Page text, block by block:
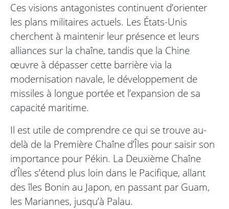
Ces visions antagonistes continuent d’orienter
les plans militaires actuels. Les États-Unis
cherchent à maintenir leur présence et leurs
alliances sur la chaîne, tandis que la Chine
œuvre à dépasser cette barrière via la
modernisation navale, le développement de
missiles à longue portée et l’expansion de sa
capacité maritime.
Il est utile de comprendre ce qui se trouve au-
delà de la Première Chaîne d’Îles pour saisir son
importance pour Pékin. La Deuxième Chaîne
d’Îles s’étend plus loin dans le Pacifique, allant
des îles Bonin au Japon, en passant par Guam,
les Mariannes, jusqu’à Palau.